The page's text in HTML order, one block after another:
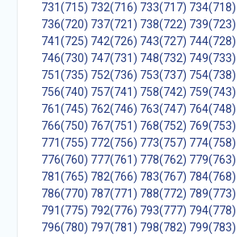
731(715) 732(716) 733(717) 734(718)
736(720) 737(721) 738(722) 739(723)
741(725) 742(726) 743(727) 744(728)
746(730) 747(731) 748(732) 749(733)
751(735) 752(736) 753(737) 754(738)
756(740) 757(741) 758(742) 759(743)
761(745) 762(746) 763(747) 764(748)
766(750) 767(751) 768(752) 769(753)
771(755) 772(756) 773(757) 774(758)
776(760) 777(761) 778(762) 779(763)
781(765) 782(766) 783(767) 784(768)
786(770) 787(771) 788(772) 789(773)
791(775) 792(776) 793(777) 794(778)
796(780) 797(781) 798(782) 799(783)